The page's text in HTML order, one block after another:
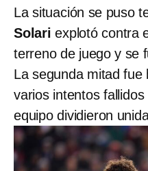
La situación se puso
Solari explotó contra
terreno de juego y se
La segunda mitad
varios intentos
equipo dividieron